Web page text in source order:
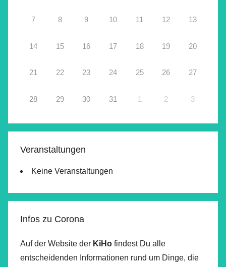
7 8 9 10 11 12 13
14 15 16 17 18 19 20
21 22 23 24 25 26 27
28 29 30 31 1 2 3
Veranstaltungen
Keine Veranstaltungen
Infos zu Corona
Auf der Website der KiHo findest Du alle
entscheidenden Informationen rund um Dinge, die